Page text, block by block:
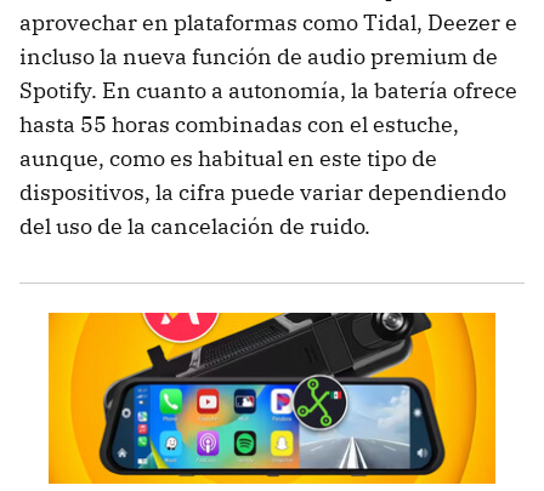
aprovechar en plataformas como Tidal, Deezer e
incluso la nueva función de audio premium de
Spotify. En cuanto a autonomía, la batería ofrece
hasta 55 horas combinadas con el estuche,
aunque, como es habitual en este tipo de
dispositivos, la cifra puede variar dependiendo
del uso de la cancelación de ruido.